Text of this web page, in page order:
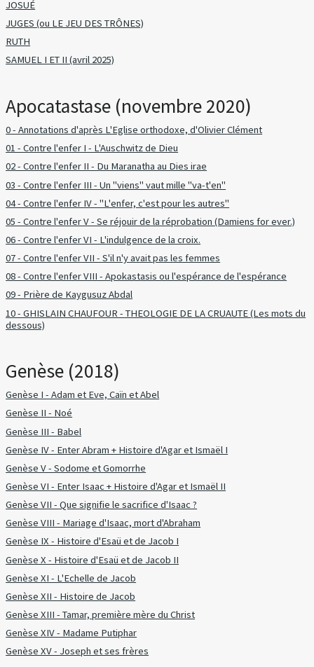
JOSUÉ
JUGES (ou LE JEU DES TRÔNES)
RUTH
SAMUEL I ET II (avril 2025)
Apocatastase (novembre 2020)
0 - Annotations d'après L'Eglise orthodoxe, d'Olivier Clément
01 - Contre l'enfer I - L'Auschwitz de Dieu
02 - Contre l'enfer II - Du Maranatha au Dies irae
03 - Contre l'enfer III - Un "viens" vaut mille "va-t'en"
04 - Contre l'enfer IV - "L'enfer, c'est pour les autres"
05 - Contre l'enfer V - Se réjouir de la réprobation (Damiens for ever.)
06 - Contre l'enfer VI - L'indulgence de la croix.
07 - Contre l'enfer VII - S'il n'y avait pas les femmes
08 - Contre l'enfer VIII - Apokastasis ou l'espérance de l'espérance
09 - Prière de Kaygusuz Abdal
10 - GHISLAIN CHAUFOUR - THEOLOGIE DE LA CRUAUTE (Les mots du
dessous)
Genèse (2018)
Genèse I - Adam et Eve, Caïn et Abel
Genèse II - Noé
Genèse III - Babel
Genèse IV - Enter Abram + Histoire d'Agar et Ismaël I
Genèse V - Sodome et Gomorrhe
Genèse VI - Enter Isaac + Histoire d'Agar et Ismaël II
Genèse VII - Que signifie le sacrifice d'Isaac ?
Genèse VIII - Mariage d'Isaac, mort d'Abraham
Genèse IX - Histoire d'Esaü et de Jacob I
Genèse X - Histoire d'Esaü et de Jacob II
Genèse XI - L'Echelle de Jacob
Genèse XII - Histoire de Jacob
Genèse XIII - Tamar, première mère du Christ
Genèse XIV - Madame Putiphar
Genèse XV - Joseph et ses frères